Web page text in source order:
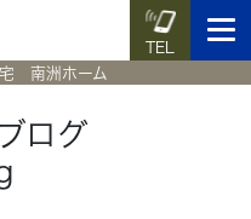
TEL
暮らしのコラム
宅 南洲ホーム
ログ